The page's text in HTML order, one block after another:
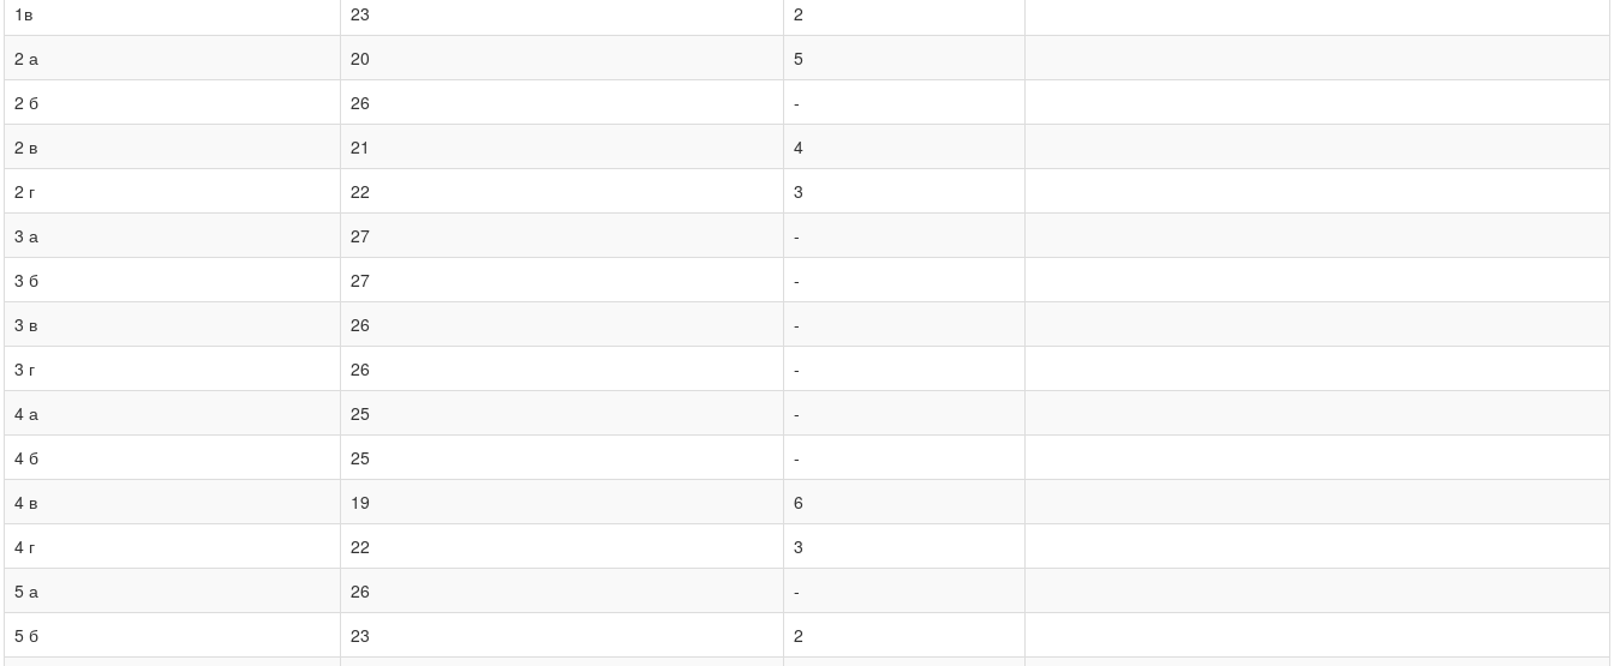
1в
23
2
2 а
20
5
2 б
26
-
2 в
21
4
2 г
22
3
3 а
27
-
3 б
27
-
3 в
26
-
3 г
26
-
4 а
25
-
4 б
25
-
4 в
19
6
4 г
22
3
5 а
26
-
5 б
23
2